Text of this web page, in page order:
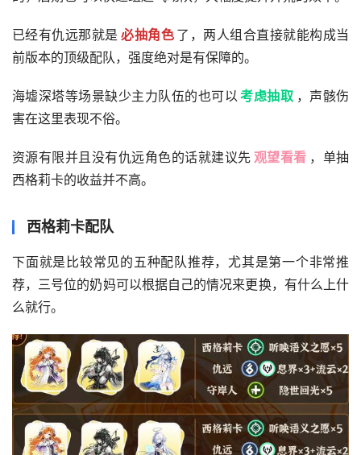
已经有仇远那就是 必抽角色 了，两人组合直接就能构成当
前版本的顶级配队，强度绝对是有保障的。
海墟深塔等场景缺少主力队伍的也可以 考虑抽取 ，声骸伤
害在这里表现不俗。
资源有限并且没有仇远角色的话就建议先 观望看看 ，单抽
西格莉卡的收益并不高。
西格莉卡配队
下面就是比较常见的五种配队推荐，尤其是第一个非常推
荐，三号位的奶妈可以根据自己的情况来更换，有什么上什
么就行。